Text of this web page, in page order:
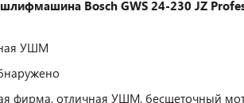
Bosch GWS 24-230 JZ
УШМ
фирма, отличная УШМ, бесщеточный